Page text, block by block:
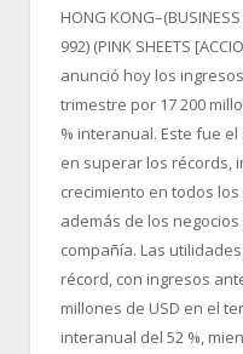
HONG KONG–(BUSINESS
992) (PINK SHEETS
anunció hoy los
trimestre por 17 200
% interanual. Este fue
en superar los récords,
crecimiento en todos
además de los
compañía. Las
récord, con ingresos
millones de USD en el
interanual del 52 %,